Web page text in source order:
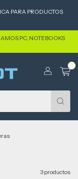
PARA PRODUCTOS
PC, NOTEBOOKS
3 productos